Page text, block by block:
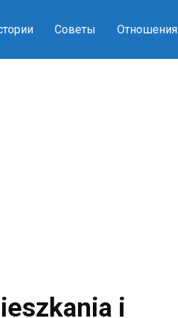
Советы Отношения
i